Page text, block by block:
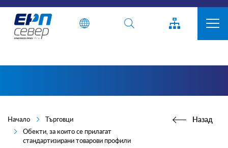
Въведете дума или фраза
Energo-
ПРЕКЪСВАНИЯ
КЛИЕНТИ
ПРОИЗВОДИТЕЛИ
Начало
Търговци
Обекти, за които се прилагат
стандартизирани товарови профили
Назад